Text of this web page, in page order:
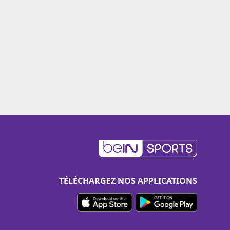
TÉLÉCHARGEZ NOS APPLICATIONS